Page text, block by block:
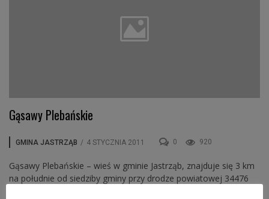
Gąsawy Plebańskie
GMINA JASTRZĄB / 4 STYCZNIA 2011 0 920
Gąsawy Plebańskie – wieś w gminie Jastrząb, znajduje się 3 km
na południe od siedziby gminy przy drodze powiatowej 34476